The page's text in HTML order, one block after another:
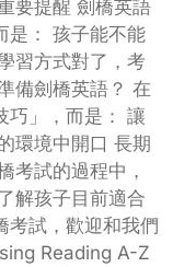
要提醒 劍橋英語
是： 孩子能不能
習方式對了，考
備劍橋英語？ 在
巧」，而是： 讓
環境中開口 長期
考試的過程中，
解孩子目前適合
考試，歡迎和我們
Reading A-Z